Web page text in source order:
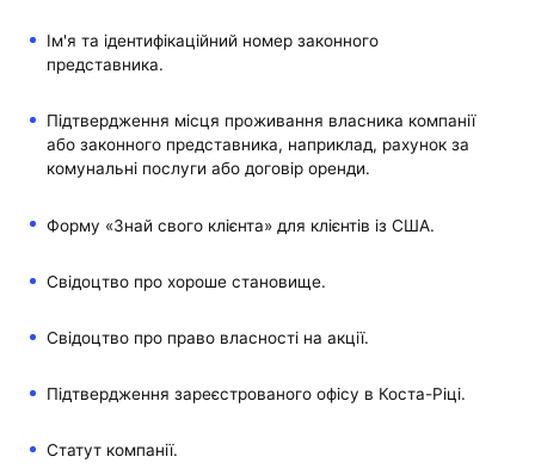
Ім'я та ідентифікаційний номер законного
представника.
Підтвердження місця проживання власника компанії
або законного представника, наприклад, рахунок за
комунальні послуги або договір оренди.
Форму «Знай свого клієнта» для клієнтів із США.
Свідоцтво про хороше становище.
Свідоцтво про право власності на акції.
Підтвердження зареєстрованого офісу в Коста-Ріці.
Статут компанії.